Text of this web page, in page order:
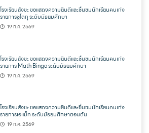
โรงเรียนสังขะ ขอแสดงความยินดีและชื่นชมนักเรียนคนเก่ง
รายการซูโดกุ ระดับมัธยมศึกษา
19 ก.ค. 2569
โรงเรียนสังขะ ขอแสดงความยินดีและชื่นชมนักเรียนคนเก่ง
รายการ Math Bingo ระดับมัธยมศึกษา
19 ก.ค. 2569
โรงเรียนสังขะ ขอแสดงความยินดีและชื่นชมนักเรียนคนเก่ง
รายการเอแม็ท ระดับมัธยมศึกษาตอนต้น
19 ก.ค. 2569